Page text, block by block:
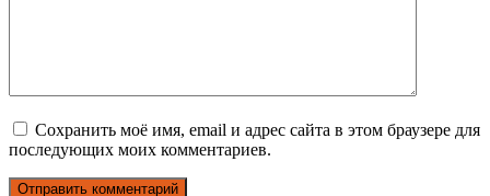
Сохранить моё имя, email и адрес сайта в этом браузере для
последующих моих комментариев.